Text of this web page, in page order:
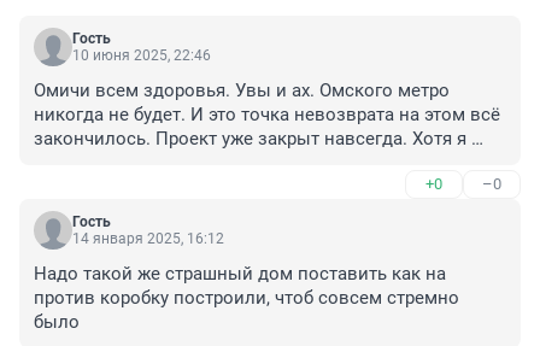
Гость
10 июня 2025, 22:46
Омичи всем здоровья. Увы и ах. Омского метро
никогда не будет. И это точка невозврата на этом всё
закончилось. Проект уже закрыт навсегда. Хотя я
метро. Но это просто стал обычный пустырь где
растёт трава у дома. И на этом всё закончилось.
+0 –0
Гость
14 января 2025, 16:12
Надо такой же страшный дом поставить как на
против коробку построили, чтоб совсем стремно
было